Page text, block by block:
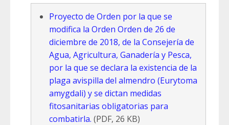
Proyecto de Orden por la que se
modifica la Orden Orden de 26 de
diciembre de 2018, de la Consejería de
Agua, Agricultura, Ganadería y Pesca,
por la que se declara la existencia de la
plaga avispilla del almendro (Eurytoma
amygdali) y se dictan medidas
fitosanitarias obligatorias para
combatirla. (PDF, 26 KB)